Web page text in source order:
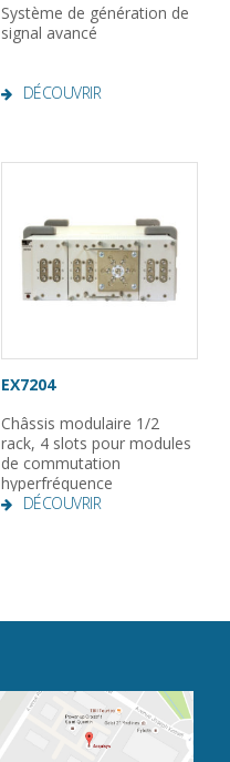
Système de génération de
signal avancé
DÉCOUVRIR
EX7204
Châssis modulaire 1/2
rack, 4 slots pour modules
de commutation
hyperfréquence
DÉCOUVRIR